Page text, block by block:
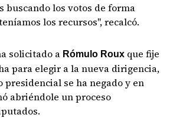
buscando los votos de forma
los recursos", recalcó.
solicitado a Rómulo Roux que fije
para elegir a la nueva dirigencia,
presidencial se ha negado y en
abriéndole un proceso